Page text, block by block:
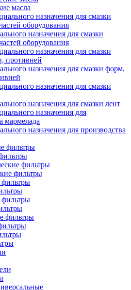
масла
назначения для смазки
оборудования
назначения для смазки форм,
назначения для смазки лент
назначения для производства
фильтры